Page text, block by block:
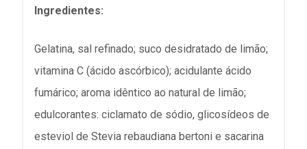
Ingredientes:
Gelatina, sal refinado; suco desidratado de limão;
vitamina C (ácido ascórbico); acidulante ácido
fumárico; aroma idêntico ao natural de limão;
edulcorantes: ciclamato de sódio, glicosídeos de
esteviol de Stevia rebaudiana bertoni e sacarina